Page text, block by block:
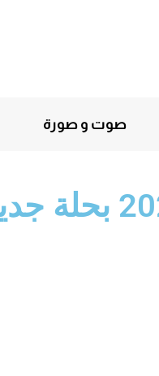
صوت و صورة
موعدكم مع مهرجان لبلوزة